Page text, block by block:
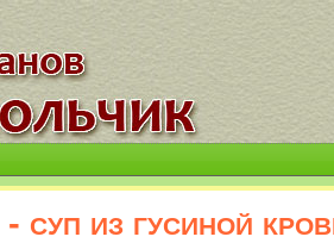
суп из гусиной